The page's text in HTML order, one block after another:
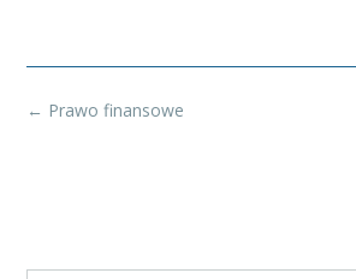
Post
← Prawo finansowe